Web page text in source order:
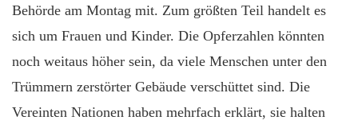
Behörde am Montag mit. Zum größten Teil handelt es
sich um Frauen und Kinder. Die Opferzahlen könnten
noch weitaus höher sein, da viele Menschen unter den
Trümmern zerstörter Gebäude verschüttet sind. Die
Vereinten Nationen haben mehrfach erklärt, sie halten